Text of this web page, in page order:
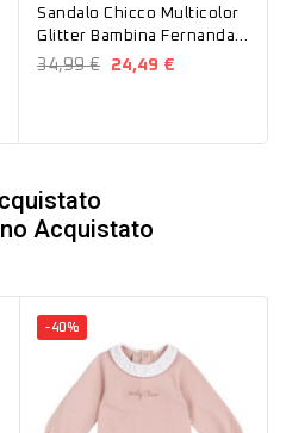
Sandalo Chicco Multicolor
Glitter Bambina Fernanda
01071019000000
34,99 € 24,49 €
Acquistato
-40%